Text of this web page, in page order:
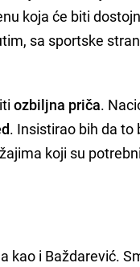
koja će biti
sa sportske
ozbiljna priča.
. Insistirao bih da to
koji su
kao i Baždarević.